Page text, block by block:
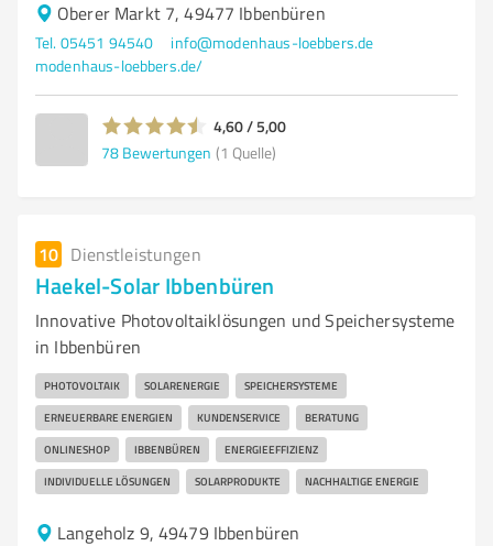
Oberer Markt 7, 49477 Ibbenbüren
Tel. 05451 94540
info@modenhaus-loebbers.de
modenhaus-loebbers.de/
4,60 / 5,00
78 Bewertungen (1 Quelle)
10 Dienstleistungen
Haekel-Solar Ibbenbüren
Innovative Photovoltaiklösungen und Speichersysteme
in Ibbenbüren
PHOTOVOLTAIK SOLARENERGIE SPEICHERSYSTEME
ERNEUERBARE ENERGIEN KUNDENSERVICE BERATUNG
ONLINESHOP IBBENBÜREN ENERGIEEFFIZIENZ
INDIVIDUELLE LÖSUNGEN SOLARPRODUKTE NACHHALTIGE ENERGIE
Langeholz 9, 49479 Ibbenbüren